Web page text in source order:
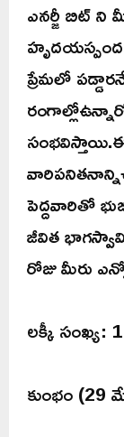
ఎనర్జీ బిట్ ని
ప్రేమలో
పెద్దవారితో
జీవిత
రోజు మీరు
లక్కీ సంఖ్య: 1
కుంభం (29